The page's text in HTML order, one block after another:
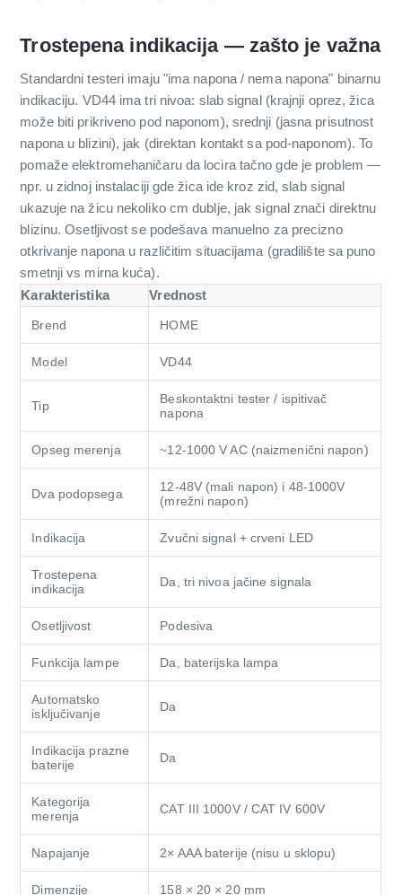
Trostepena indikacija — zašto je važna
Standardni testeri imaju "ima napona / nema napona" binarnu
indikaciju. VD44 ima tri nivoa: slab signal (krajnji oprez, žica
može biti prikriveno pod naponom), srednji (jasna prisutnost
napona u blizini), jak (direktan kontakt sa pod-naponom). To
pomaže elektromehaničaru da locira tačno gde je problem —
npr. u zidnoj instalaciji gde žica ide kroz zid, slab signal
ukazuje na žicu nekoliko cm dublje, jak signal znači direktnu
blizinu. Osetljivost se podešava manuelno za precizno
otkrivanje napona u različitim situacijama (gradilište sa puno
smetnji vs mirna kuća).
Karakteristika
Vrednost
Brend HOME
Model VD44
Tip
Beskontaktni tester / ispitivač
napona
Opseg merenja ~12-1000 V AC (naizmenični napon)
Dva podopsega
12-48V (mali napon) i 48-1000V
(mrežni napon)
Indikacija Zvučni signal + crveni LED
Trostepena
indikacija
Da, tri nivoa jačine signala
Osetljivost Podesiva
Funkcija lampe Da, baterijska lampa
Automatsko
isključivanje
Da
Indikacija prazne
baterije
Da
Kategorija
merenja
CAT III 1000V / CAT IV 600V
Napajanje 2× AAA baterije (nisu u sklopu)
Dimenzije 158 × 20 × 20 mm